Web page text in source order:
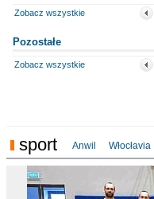
Zobacz wszystkie
Pozostałe
Zobacz wszystkie
sport Anwil Włocłavia